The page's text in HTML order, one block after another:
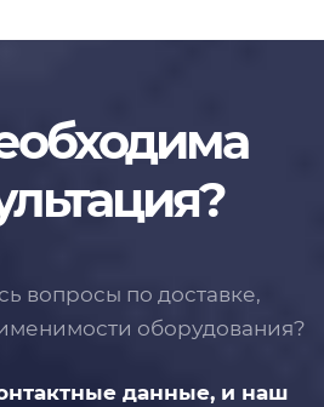
вопросы по доставке,
оборудования?
данные, и наш